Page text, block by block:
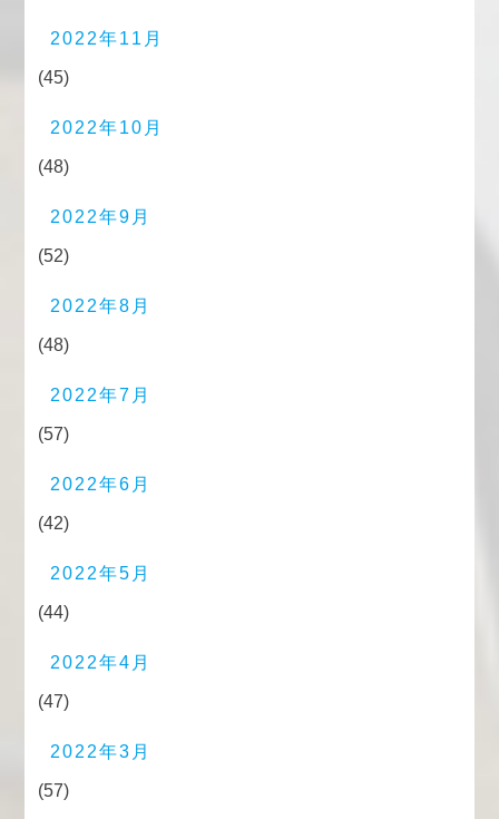
2022年11月
(45)
2022年10月
(48)
2022年9月
(52)
2022年8月
(48)
2022年7月
(57)
2022年6月
(42)
2022年5月
(44)
2022年4月
(47)
2022年3月
(57)